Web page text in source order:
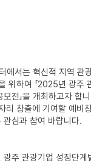
에서는 혁신적 지역 관
위하여 「2025년 광주
전」을 개최하고자 합
리 창출에 기여할 예비
관심과 참여 바랍니다.
주 관광기업 성장단계